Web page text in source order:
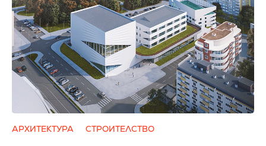
АРХИТЕКТУРА СТРОИТЕЛСТВО